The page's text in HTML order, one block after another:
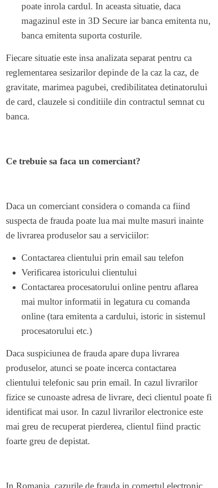
poate inrola cardul. In aceasta situatie, daca
magazinul este in 3D Secure iar banca emitenta nu,
banca emitenta suporta costurile.
Fiecare situatie este insa analizata separat pentru ca
reglementarea sesizarilor depinde de la caz la caz, de
gravitate, marimea pagubei, credibilitatea detinatorului
de card, clauzele si conditiile din contractul semnat cu
banca.
Ce trebuie sa faca un comerciant?
Daca un comerciant considera o comanda ca fiind
suspecta de frauda poate lua mai multe masuri inainte
de livrarea produselor sau a serviciilor:
Contactarea clientului prin email sau telefon
Verificarea istoricului clientului
Contactarea procesatorului online pentru aflarea
mai multor informatii in legatura cu comanda
online (tara emitenta a cardului, istoric in sistemul
procesatorului etc.)
Daca suspiciunea de frauda apare dupa livrarea
produselor, atunci se poate incerca contactarea
clientului telefonic sau prin email. In cazul livrarilor
fizice se cunoaste adresa de livrare, deci clientul poate fi
identificat mai usor. In cazul livrarilor electronice este
mai greu de recuperat pierderea, clientul fiind practic
foarte greu de depistat.
In Romania, cazurile de frauda in comertul electronic